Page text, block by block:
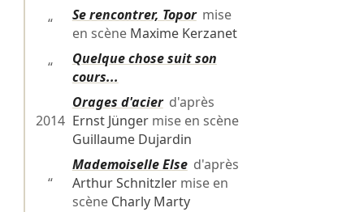
“ Se rencontrer, Topormise
en scène Maxime Kerzanet
“
Quelque chose suit son
cours...
2014
Orages d'acierd'après
Ernst Jüngermise en scène
Guillaume Dujardin
“
Mademoiselle Elsed'après
Arthur Schnitzlermise en
scène Charly Marty